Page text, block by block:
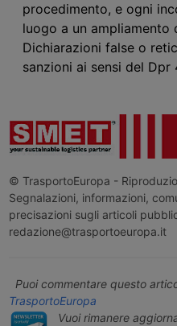
procedimento, e ogni
luogo a un
Dichiarazioni false o
sanzioni ai sensi del Dpr
© TrasportoEuropa -
Segnalazioni, informazioni,
precisazioni sugli articoli
redazione@trasportoeuropa.it
Puoi commentare questo
TrasportoEuropa
Vuoi rimanere